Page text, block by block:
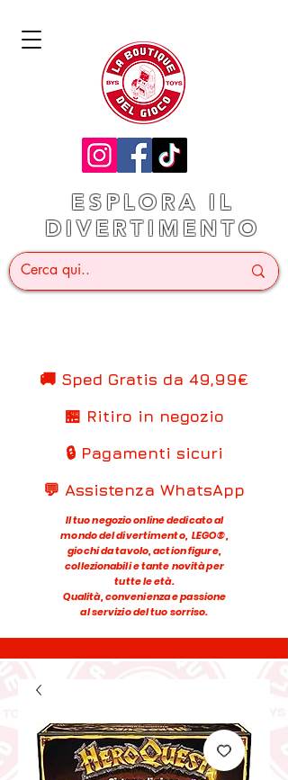
ESPLORA IL
DIVERTIMENTO
🚚 Sped Gratis da 49,99€
🏪 Ritiro in negozio
🔒 Pagamenti sicuri
💬 Assistenza WhatsApp
Il tuo negozio online dedicato al
mondo del divertimento, LEGO®,
giochi da tavolo, action figure,
collezionabili e tante novità per
tutte le età.
Qualità, convenienza e passione
al servizio del tuo sorriso.